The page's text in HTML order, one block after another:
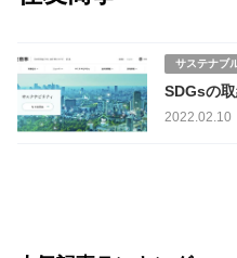
サステナブ
SDGsの
2022.02.10